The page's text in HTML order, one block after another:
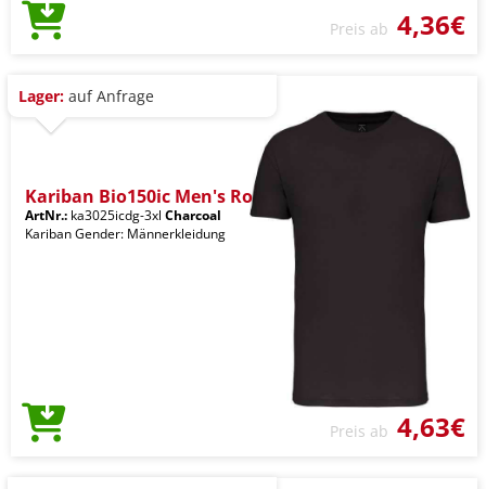
Preis ab 4,36€
Lager: auf Anfrage
Kariban Bio150ic Men's Ro
ArtNr.: ka3025icdg-3xl Charcoal
Kariban Gender: Männerkleidung
Preis ab 4,63€